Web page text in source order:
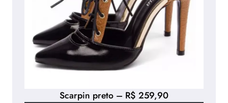
Scarpin preto – R$ 259,90